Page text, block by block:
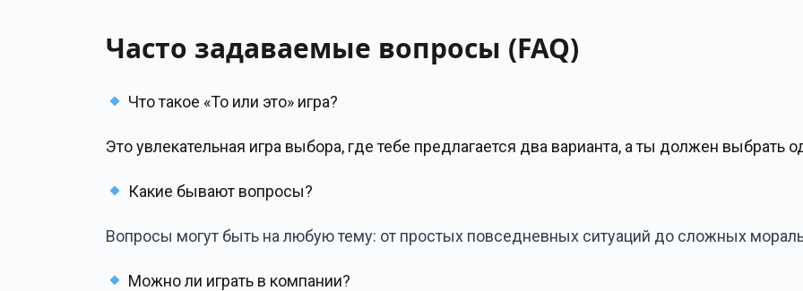
Часто задаваемые вопросы (FAQ)
Что такое «То или это» игра?
Это увлекательная игра выбора, где тебе предлагается два варианта, а ты должен выбрать
Какие бывают вопросы?
Вопросы могут быть на любую тему: от простых повседневных ситуаций до сложных
Можно ли играть в компании?